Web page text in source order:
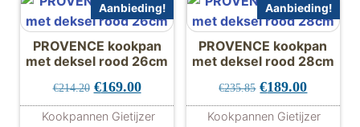
Aanbieding!
PROVENCE kookpan
met deksel rood 26cm
€214.20 Oorspronkelijke prijs was: €214.20.
€169.00Huidige prijs is: €169.00.
Kookpannen Gietijzer
Aanbieding!
PROVENCE kookpan
met deksel rood 28cm
€235.85 Oorspronkelijke
€189.00Huidige
Kookpannen Gietijzer